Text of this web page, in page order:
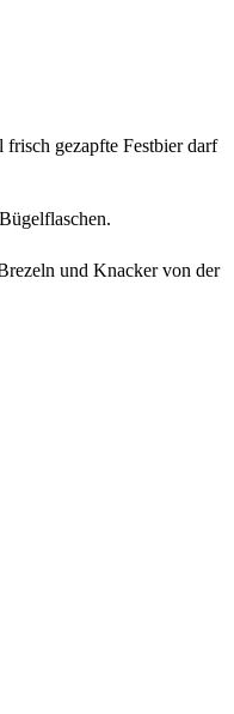
gezapfte Festbier darf
und Knacker von der